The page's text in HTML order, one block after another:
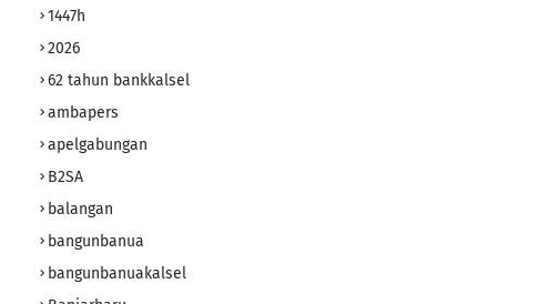
1447h
2026
62 tahun bankkalsel
ambapers
apelgabungan
B2SA
balangan
bangunbanua
bangunbanuakalsel